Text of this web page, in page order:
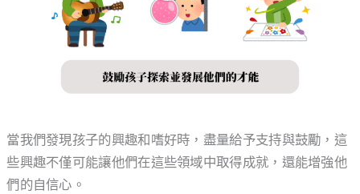
當我們發現孩子的興趣和嗜好時，盡量給予支持與鼓勵，這
些興趣不僅可能讓他們在這些領域中取得成就，還能增強他
們的自信心。